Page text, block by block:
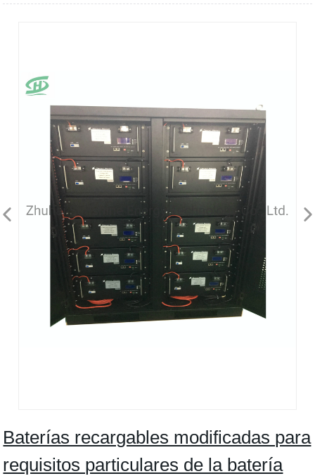
Baterías recargables modificadas para
requisitos particulares de la batería